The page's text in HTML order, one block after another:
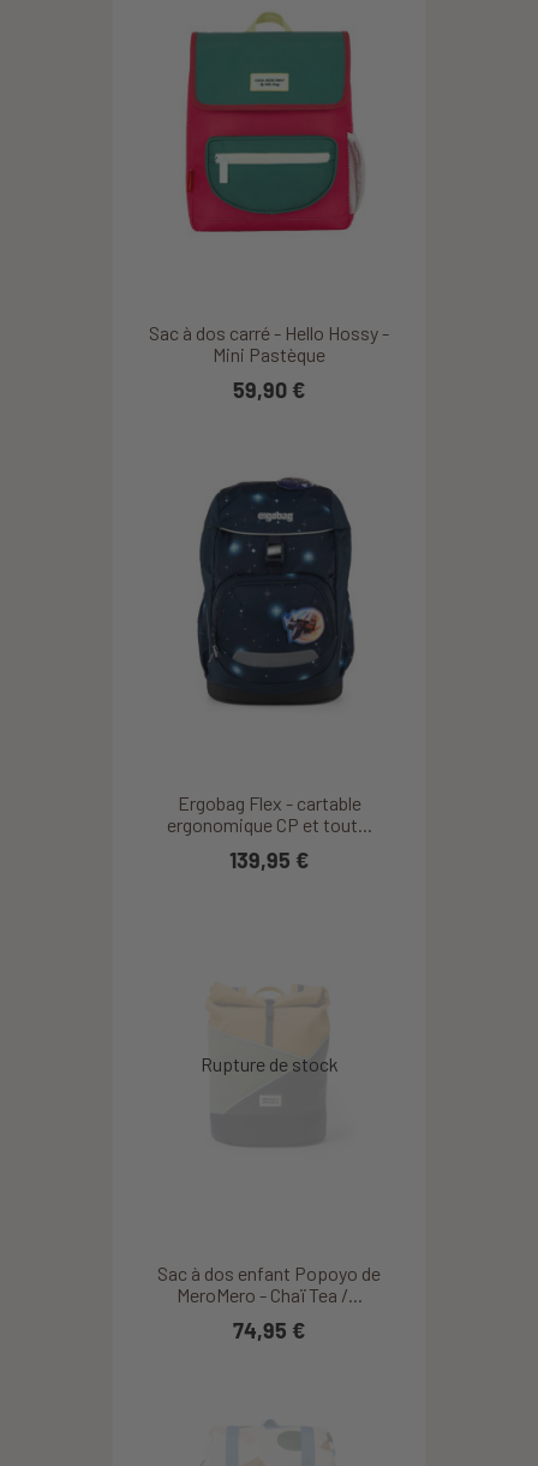
Sac à dos carré - Hello Hossy -
Mini Pastèque
59,90 €
Ergobag Flex - cartable
ergonomique CP et tout...
139,95 €
Sac à dos enfant Popoyo de
MeroMero - Chaï Tea /...
74,95 €